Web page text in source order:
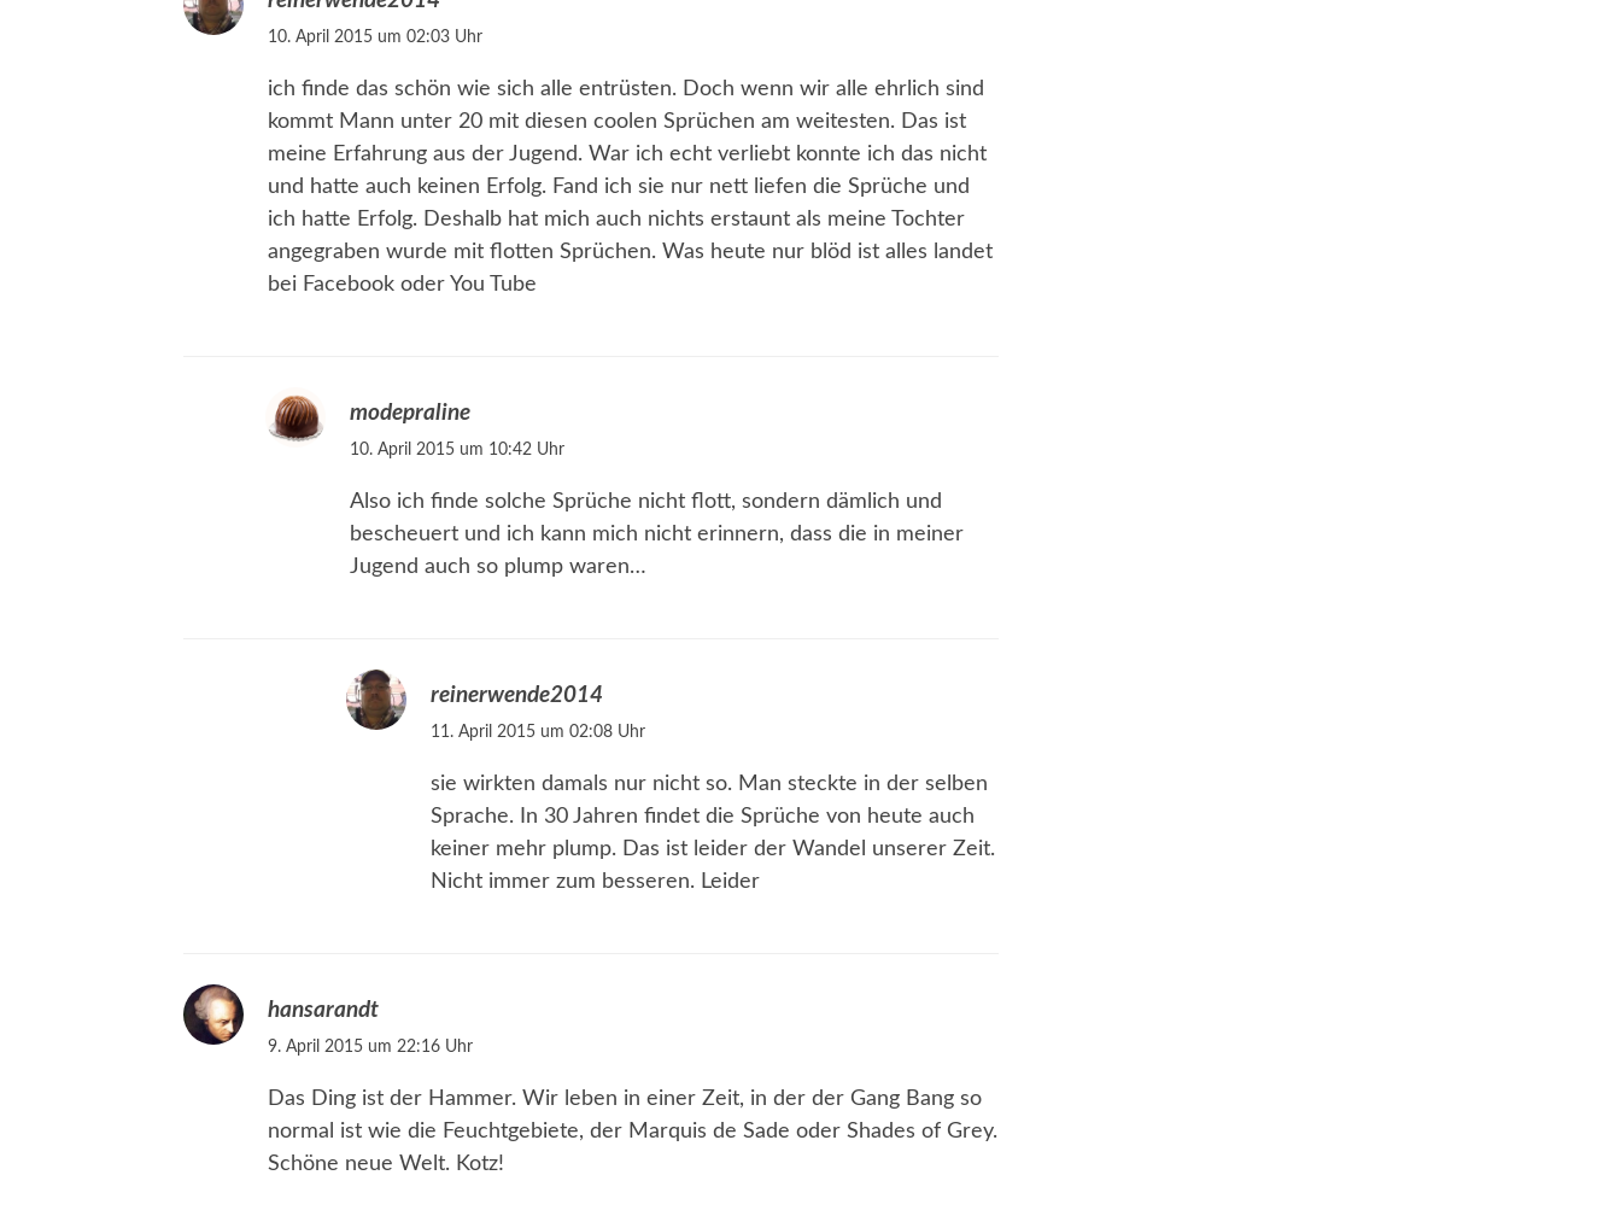
10. April 2015 um 02:03 Uhr
ich finde das schön wie sich alle entrüsten. Doch wenn wir alle ehrlich sind
kommt Mann unter 20 mit diesen coolen Sprüchen am weitesten. Das ist
meine Erfahrung aus der Jugend. War ich echt verliebt konnte ich das nicht
und hatte auch keinen Erfolg. Fand ich sie nur nett liefen die Sprüche und
ich hatte Erfolg. Deshalb hat mich auch nichts erstaunt als meine Tochter
angegraben wurde mit flotten Sprüchen. Was heute nur blöd ist alles landet
bei Facebook oder You Tube
modepraline
10. April 2015 um 10:42 Uhr
Also ich finde solche Sprüche nicht flott, sondern dämlich und
bescheuert und ich kann mich nicht erinnern, dass die in meiner
Jugend auch so plump waren…
reinerwende2014
11. April 2015 um 02:08 Uhr
sie wirkten damals nur nicht so. Man steckte in der selben
Sprache. In 30 Jahren findet die Sprüche von heute auch
keiner mehr plump. Das ist leider der Wandel unserer Zeit.
Nicht immer zum besseren. Leider
hansarandt
9. April 2015 um 22:16 Uhr
Das Ding ist der Hammer. Wir leben in einer Zeit, in der der Gang Bang so
normal ist wie die Feuchtgebiete, der Marquis de Sade oder Shades of Grey.
Schöne neue Welt. Kotz!